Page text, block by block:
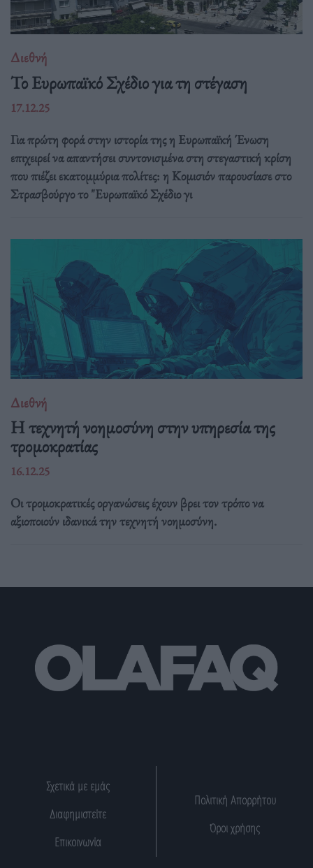
Διεθνή
Το Ευρωπαϊκό Σχέδιο για τη στέγαση
17.12.25
Για πρώτη φορά στην ιστορία της η Ευρωπαϊκή Ένωση
επιχειρεί να απαντήσει συντονισμένα στη στεγαστική κρίση
που πιέζει εκατομμύρια πολίτες: η Κομισιόν παρουσίασε στο
Στρασβούργο το "Ευρωπαϊκό Σχέδιο γι
Διεθνή
Η τεχνητή νοημοσύνη στην υπηρεσία της
τρομοκρατίας
16.12.25
Οι τρομοκρατικές οργανώσεις έχουν βρει τον τρόπο να
αξιοποιούν ιδανικά την τεχνητή νοημοσύνη.
Σχετικά με εμάς
Διαφημιστείτε
Επικοινωνία
Πολιτική Απορρήτου
Όροι χρήσης